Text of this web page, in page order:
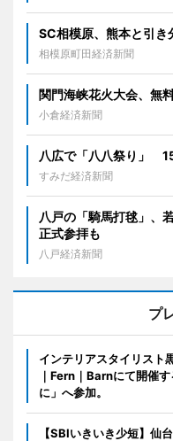
SC相模原、熊本と引
相模原町田経済新聞
関門海峡花火大会、無
小倉経済新聞
八広で「八八祭り」
すみだ経済新聞
八戸の「騎馬打毬」
正式参拝も
八戸経済新聞
プ
インテリアスタイリス
｜Fern｜Barnにて開催
に」へ参加。
【SBIいきいき少短】仙